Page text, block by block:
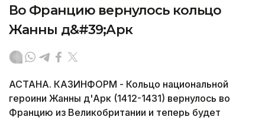
Во Францию вернулось кольцо
Жанны д&#39;Арк
АСТАНА. КАЗИНФОРМ - Кольцо национальной
героини Жанны д'Арк (1412-1431) вернулось во
Францию из Великобритании и теперь будет